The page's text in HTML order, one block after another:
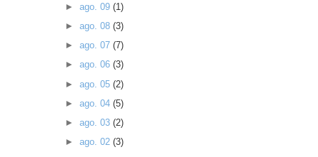
► ago. 09 (1)
► ago. 08 (3)
► ago. 07 (7)
► ago. 06 (3)
► ago. 05 (2)
► ago. 04 (5)
► ago. 03 (2)
► ago. 02 (3)